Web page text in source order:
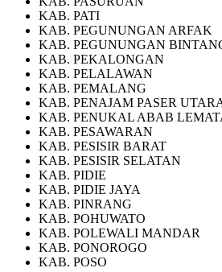
KAB. PATI
KAB. PEGUNUNGAN ARFAK
KAB. PEGUNUNGAN
KAB. PEKALONGAN
KAB. PELALAWAN
KAB. PEMALANG
KAB. PENAJAM PASER
KAB. PENUKAL ABAB
KAB. PESAWARAN
KAB. PESISIR BARAT
KAB. PESISIR SELATAN
KAB. PIDIE
KAB. PIDIE JAYA
KAB. PINRANG
KAB. POHUWATO
KAB. POLEWALI MANDAR
KAB. PONOROGO
KAB. POSO